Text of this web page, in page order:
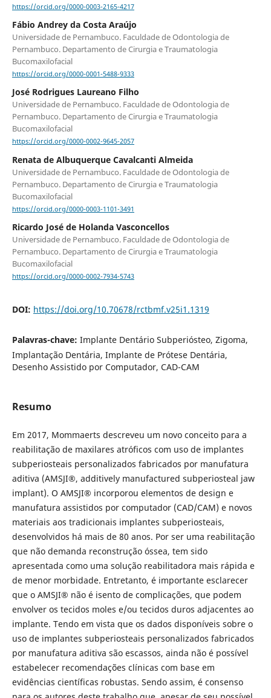
https://orcid.org/0000-0003-2165-4217
Fábio Andrey da Costa Araújo
Universidade de Pernambuco. Faculdade de Odontologia de
Pernambuco. Departamento de Cirurgia e Traumatologia
Bucomaxilofacial
https://orcid.org/0000-0001-5488-9333
José Rodrigues Laureano Filho
Universidade de Pernambuco. Faculdade de Odontologia de
Pernambuco. Departamento de Cirurgia e Traumatologia
Bucomaxilofacial
https://orcid.org/0000-0002-9645-2057
Renata de Albuquerque Cavalcanti Almeida
Universidade de Pernambuco. Faculdade de Odontologia de
Pernambuco. Departamento de Cirurgia e Traumatologia
Bucomaxilofacial
https://orcid.org/0000-0003-1101-3491
Ricardo José de Holanda Vasconcellos
Universidade de Pernambuco. Faculdade de Odontologia de
Pernambuco. Departamento de Cirurgia e Traumatologia
Bucomaxilofacial
https://orcid.org/0000-0002-7934-5743
DOI: https://doi.org/10.70678/rctbmf.v25i1.1319
Palavras-chave: Implante Dentário Subperiósteo, Zigoma,
Implantação Dentária, Implante de Prótese Dentária,
Desenho Assistido por Computador, CAD-CAM
Resumo
Em 2017, Mommaerts descreveu um novo conceito para a
reabilitação de maxilares atróficos com uso de implantes
subperiosteais personalizados fabricados por manufatura
aditiva (AMSJI®, additively manufactured subperiosteal jaw
implant). O AMSJI® incorporou elementos de design e
manufatura assistidos por computador (CAD/CAM) e novos
materiais aos tradicionais implantes subperiosteais,
desenvolvidos há mais de 80 anos. Por ser uma reabilitação
que não demanda reconstrução óssea, tem sido
apresentada como uma solução reabilitadora mais rápida e
de menor morbidade. Entretanto, é importante esclarecer
que o AMSJI® não é isento de complicações, que podem
envolver os tecidos moles e/ou tecidos duros adjacentes ao
implante. Tendo em vista que os dados disponíveis sobre o
uso de implantes subperiosteais personalizados fabricados
por manufatura aditiva são escassos, ainda não é possível
estabelecer recomendações clínicas com base em
evidências científicas robustas. Sendo assim, é consenso